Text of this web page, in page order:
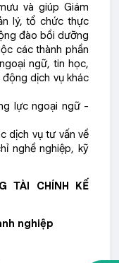
và giúp Giám
lý, tổ chức thực
đào bồi dưỡng
các thành phần
ngữ, tin học,
dịch vụ khác
lực ngoại ngữ -
dịch vụ tư vấn về
nghề nghiệp, kỹ
TÀI CHÍNH KẾ
nghiệp